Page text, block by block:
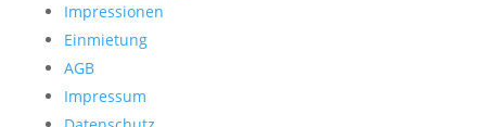
Impressionen
Einmietung
AGB
Impressum